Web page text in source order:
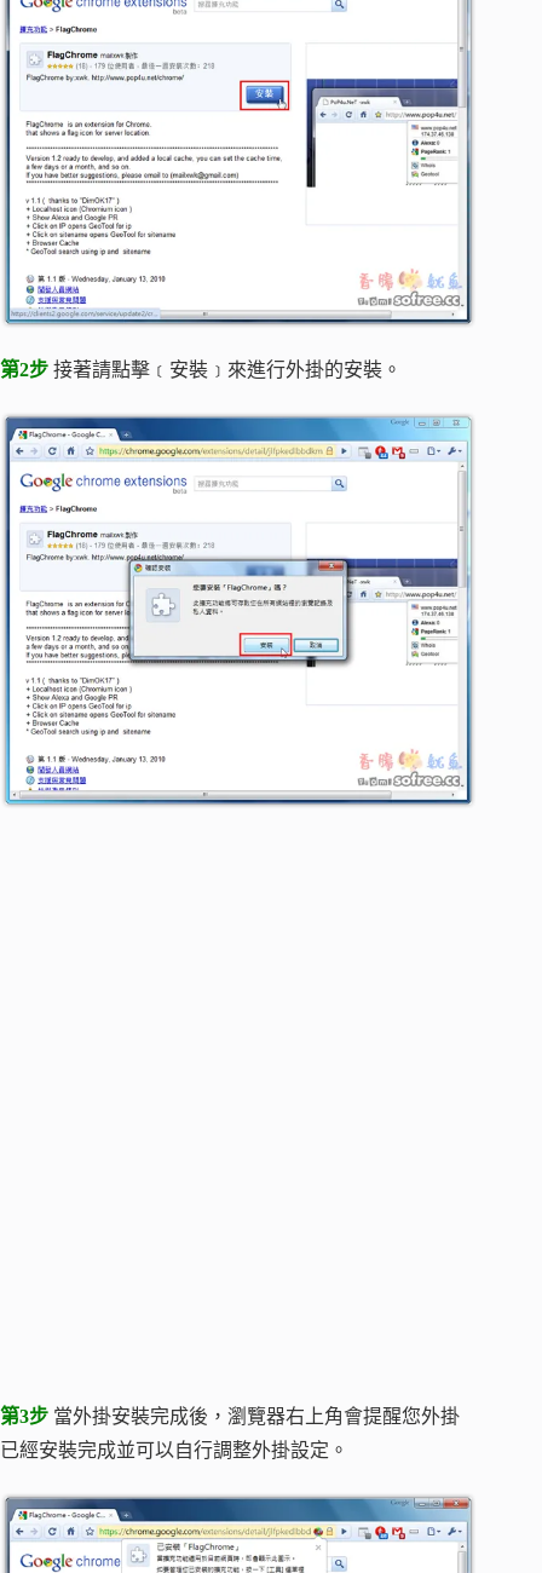
第2步 接著請點擊﹝安裝﹞來進行外掛的安裝。
第3步 當外掛安裝完成後，瀏覽器右上角會提醒您外掛
已經安裝完成並可以自行調整外掛設定。